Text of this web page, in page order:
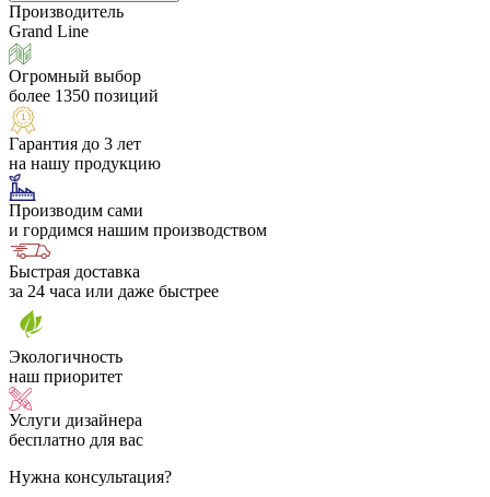
Производитель
Grand Line
Огромный выбор
более 1350 позиций
Гарантия до 3 лет
на нашу продукцию
Производим сами
и гордимся нашим производством
Быстрая доставка
за 24 часа или даже быстрее
Экологичность
наш приоритет
Услуги дизайнера
бесплатно для вас
Нужна консультация?